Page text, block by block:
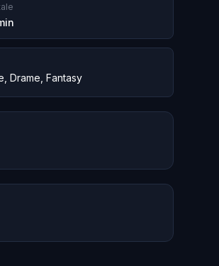
Drame Fantasy